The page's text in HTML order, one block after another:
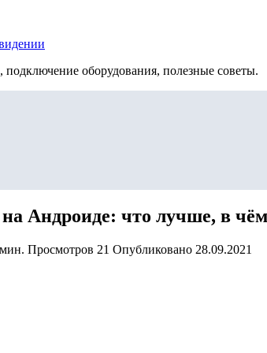
оборудования, полезные советы.
Андроиде: что лучше, в
Просмотров 21 Опубликовано 28.09.2021